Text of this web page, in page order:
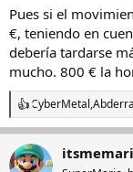
:
Pues si el
€, teniendo en
debería tardarse
mucho. 800 € la
R
e
c
c
CyberMetal,